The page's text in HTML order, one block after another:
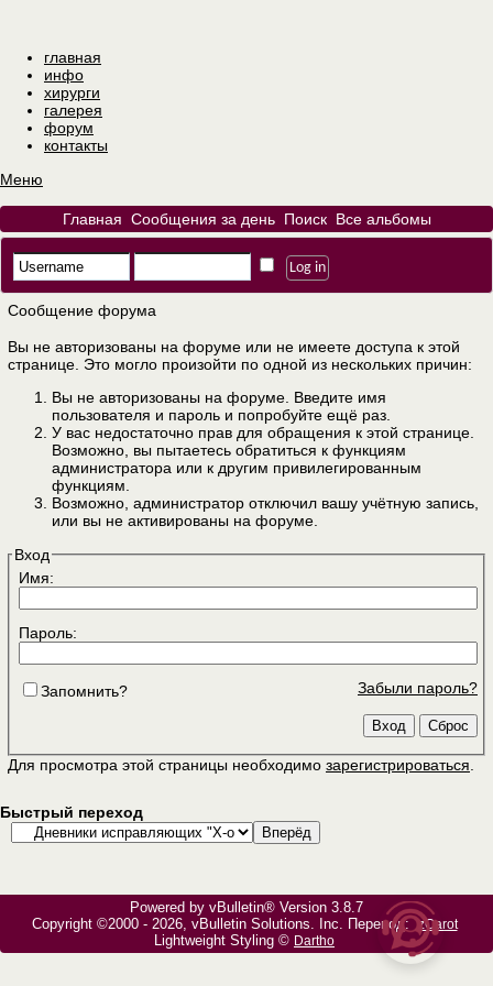
главная
инфо
хирурги
галерея
форум
контакты
Меню
Главная Сообщения за день Поиск Все альбомы
Сообщение форума
Вы не авторизованы на форуме или не имеете доступа к этой
странице. Это могло произойти по одной из нескольких причин:
Вы не авторизованы на форуме. Введите имя
пользователя и пароль и попробуйте ещё раз.
У вас недостаточно прав для обращения к этой странице.
Возможно, вы пытаетесь обратиться к функциям
администратора или к другим привилегированным
функциям.
Возможно, администратор отключил вашу учётную запись,
или вы не активированы на форуме.
Вход
Имя:
Пароль:
Забыли пароль?
Запомнить?
Для просмотра этой страницы необходимо зарегистрироваться
Быстрый переход
Powered by vBulletin® Version 3.8.7
Copyright ©2000 - 2026, vBulletin Solutions, Inc. Перевод: zCarot
Lightweight Styling © Dartho